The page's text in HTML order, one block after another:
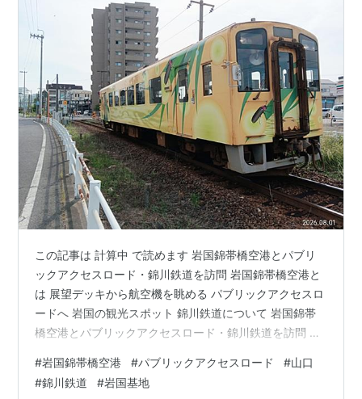
この記事は 計算中 で読めます 岩国錦帯橋空港とパブリ
ックアクセスロード・錦川鉄道を訪問 岩国錦帯橋空港と
は 展望デッキから航空機を眺める パブリックアクセスロ
ードへ 岩国の観光スポット 錦川鉄道について 岩国錦帯
橋空港とパブリックアクセスロード・錦川鉄道を訪問 は
した。全国でも珍しい米軍岩国基地との軍民共用空港と
して知られ、航空ファンだけでなく旅行者にも人気のス
#岩国錦帯橋空港 #パブリックアクセスロード #山口
#錦川鉄道 #岩国基地